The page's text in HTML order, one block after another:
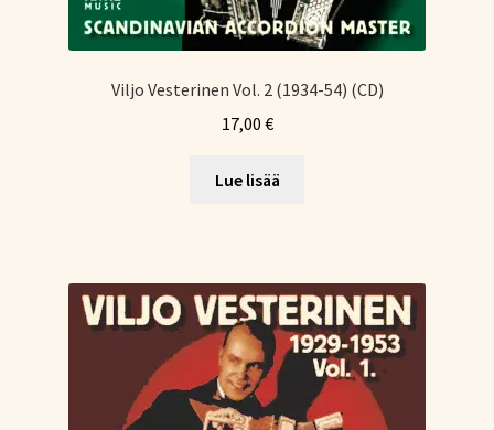
Viljo Vesterinen Vol. 2 (1934-54) (CD)
17,00 €
Lue lisää